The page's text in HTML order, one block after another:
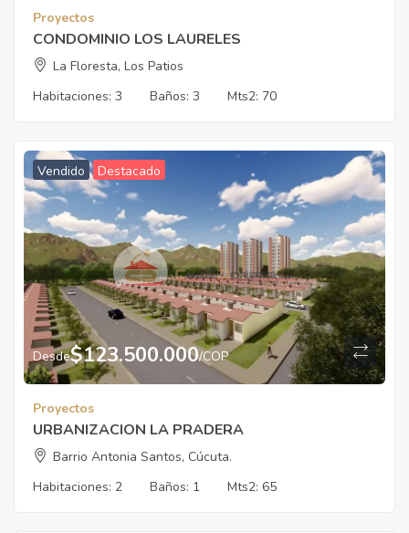
Proyectos
CONDOMINIO LOS LAURELES
La Floresta, Los Patios
Habitaciones: 3 Baños: 3 Mts2: 70
Vendido Destacado
Desde$123.500.000/COP
Proyectos
URBANIZACION LA PRADERA
Barrio Antonia Santos, Cúcuta.
Habitaciones: 2 Baños: 1 Mts2: 65